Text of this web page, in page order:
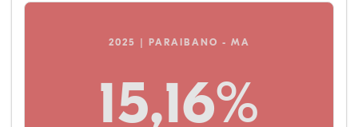
2025 | PARAIBANO - MA
15,16%